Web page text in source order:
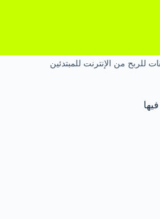
للربح من الإنترنت للمبتدئين